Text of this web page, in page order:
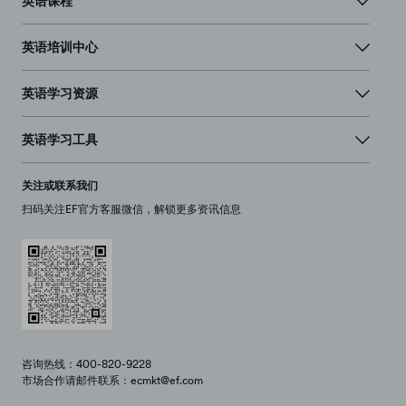
英语培训中心
英语学习资源
英语学习工具
关注或联系我们
扫码关注EF官方客服微信，解锁更多资讯信息
咨询热线：400-820-9228
市场合作请邮件联系：ecmkt@ef.com